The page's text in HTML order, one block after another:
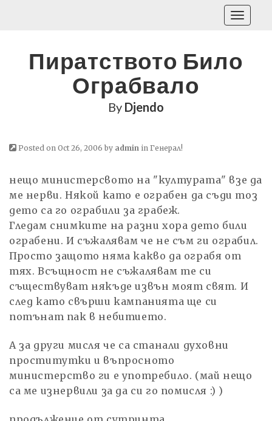
Toggle
Пиратството Било
Ограбвало
By Djendo
Posted on Oct 26, 2006 by admin in Генерал!
нещо министерсвото на "културата" взе да
ме нерви. Някой като е ограбен да съди тоз
дето са го ограбили за грабеж.
Гледам снимките на разни хора дето били
ограбени. И съжалявам че не съм ги ограбил.
Просто защото няма какво да ограбя от
тях. Всъщност не съжалявам те си
съществуват някъде извън моят свят. И
след като свърши кампанията ще си
потънат пак в небитието.
А за други мисля че са станали духовни
проститутки и въпросното
министерство ги е употребило. (май нещо
са ме изнервили за да си го помисля :) )